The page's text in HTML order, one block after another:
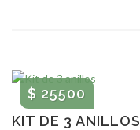
KIT DE 3 ANILLOS
$ 25500